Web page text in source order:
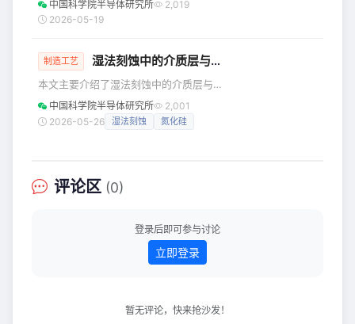
般约为其自身尺寸的10%。例如，宽度
为5纳米(nm)的晶
蚀技术通过在-100°C左右精准控温，提
片制造的关键工艺。 随着3D NAND闪存
垂直堆叠层数不断增加，制造过程中需
要在极小的开口内钻出深度达数十微
米、纵横比超过50:1的深沟槽孔。传统
刻蚀工艺在应对如此高深宽比结构时面
中国科学院半导体研究所
2,019
2026-05-19
制造工艺 湿法刻蚀中的介质层与金属层加工：从SiO₂到金属互连的化学控制
本文主要介绍了湿法刻蚀中的介质层与
金属层加工。 湿法刻蚀 在半导体制造工
艺中，湿法刻蚀不仅广泛应用于硅材料
后续互连结构中的金属布线，其表面加
工质量都直接决定器件的电学性能与长
立具有高选择性、高均匀性以及低损伤
特征的湿法刻蚀体系，始终是微电子工
中国科学院半导体研究所
2,001
2026-05-26
湿法刻蚀 氮化硅
评论区 (0)
登录后即可参与讨论
立即登录
暂无评论，快来抢沙发！